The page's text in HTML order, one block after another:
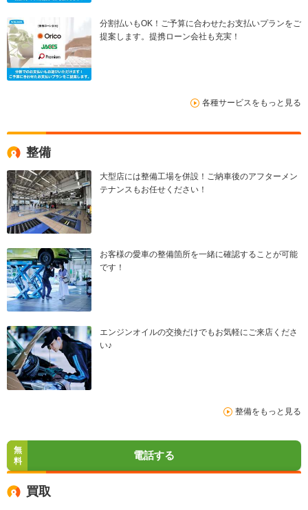
分割払いもOK！ご予算に合わせたお支払いプランをご
提案します。提携ローン会社も充実！
各種サービスをもっと見る
整備
大型店には整備工場を併設！ご納車後のアフターメン
テナンスもお任せください！
お客様の愛車の整備箇所を一緒に確認することが可能
です！
エンジンオイルの交換だけでもお気軽にご来店くださ
い♪
整備をもっと見る
無
料
電話する
買取